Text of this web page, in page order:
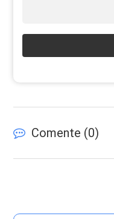
Comente (0)